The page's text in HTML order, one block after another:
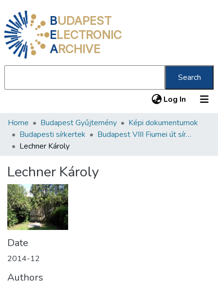
BUDAPEST
ELECTRONIC
ARCHIVE
Search
Log In (current)
Communities & Collections
All of DSpace
About us
Home Budapest Gyűjtemény
Képi dokumentumok
Budapesti sírkertek
Budapest VIII Fiumei út sírkert 4. rész
Lechner Károly
Lechner Károly
Date
2014-12
Authors